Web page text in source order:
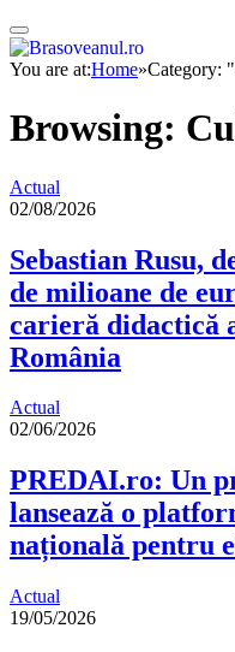
You are at:Home»Category:
Browsing:
Actual
02/08/2026
Sebastian Rusu,
de milioane de
carieră didactică
România
Actual
02/06/2026
PREDAI.ro: Un
lansează o
națională pentru
Actual
19/05/2026